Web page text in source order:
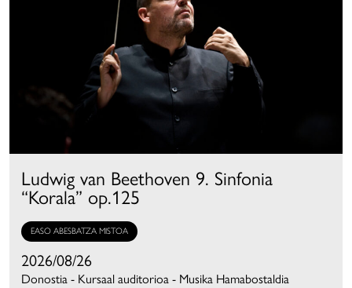
Ludwig van Beethoven 9. Sinfonia
“Korala” op.125
EASO ABESBATZA MISTOA
2026/08/26
Donostia - Kursaal auditorioa - Musika Hamabostaldia